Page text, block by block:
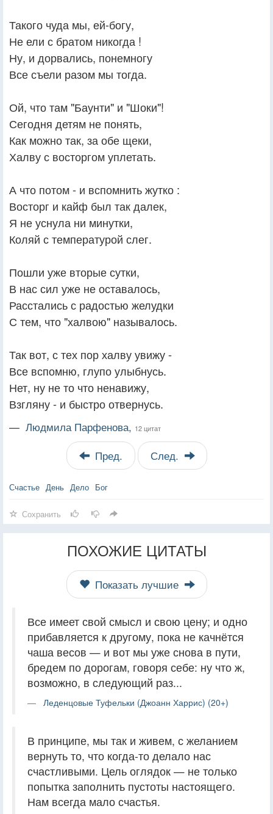
Такого чуда мы, ей-богу,
Не ели с братом никогда !
Ну, и дорвались, понемногу
Все съели разом мы тогда.
Ой, что там "Баунти" и "Шоки"!
Сегодня детям не понять,
Как можно так, за обе щеки,
Халву с восторгом уплетать.
А что потом - и вспомнить жутко :
Восторг и кайф был так далек,
Я не уснула ни минутки,
Коляй с температурой слег.
Пошли уже вторые сутки,
В нас сил уже не оставалось,
Расстались с радостью желудки
С тем, что "халвою" называлось.
Так вот, с тех пор халву увижу -
Все вспомню, глупо улыбнусь.
Нет, ну не то что ненавижу,
Взгляну - и быстро отвернусь.
— Людмила Парфенова, 12 цитат
Пред. След.
Счастье День Дело Бог
Сохранить
ПОХОЖИЕ ЦИТАТЫ
Показать лучшие
Все имеет свой смысл и свою цену; и одно
прибавляется к другому, пока не качнётся
чаша весов — и вот мы уже снова в пути,
бредем по дорогам, говоря себе: ну что ж,
возможно, в следующий раз...
Леденцовые Туфельки (Джоанн Харрис) (20+)
В принципе, мы так и живем, с желанием
вернуть то, что когда-то делало нас
счастливыми. Цель оглядок — не только
попытка заполнить пустоты настоящего.
Нам всегда мало счастья.